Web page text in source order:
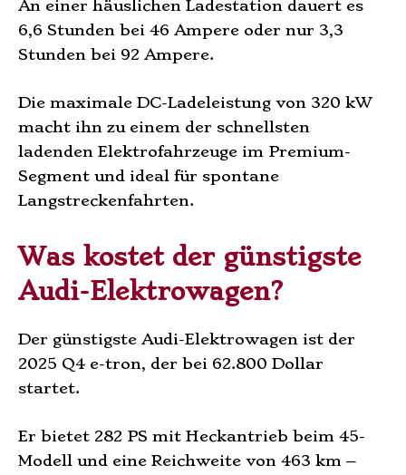
An einer häuslichen Ladestation dauert es
6,6 Stunden bei 46 Ampere oder nur 3,3
Stunden bei 92 Ampere.
Die maximale DC-Ladeleistung von 320 kW
macht ihn zu einem der schnellsten
ladenden Elektrofahrzeuge im Premium-
Segment und ideal für spontane
Langstreckenfahrten.
Was kostet der günstigste
Audi-Elektrowagen?
Der günstigste Audi-Elektrowagen ist der
2025 Q4 e-tron, der bei 62.800 Dollar
startet.
Er bietet 282 PS mit Heckantrieb beim 45-
Modell und eine Reichweite von 463 km –